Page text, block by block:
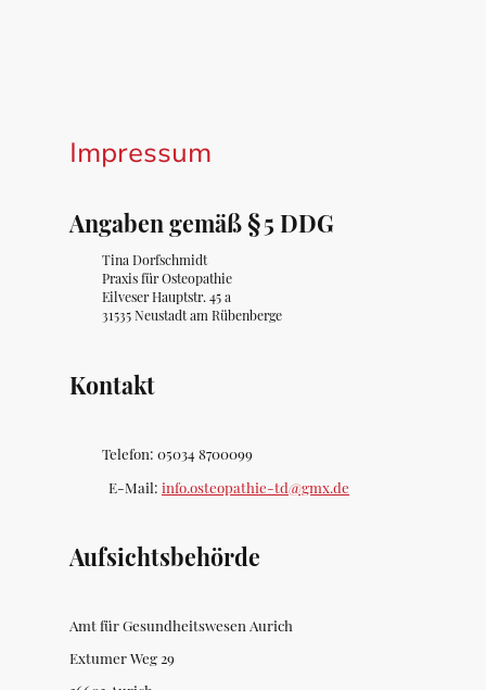
Impressum
Angaben gemäß §5 DDG
Tina Dorfschmidt
Praxis für Osteopathie
Eilveser Hauptstr. 45 a
31535 Neustadt am Rübenberge
Kontakt
Telefon: 05034 8700099
E-Mail: info.osteopathie-td@gmx.de
Aufsichtsbehörde
Amt für Gesundheitswesen Aurich
Extumer Weg 29